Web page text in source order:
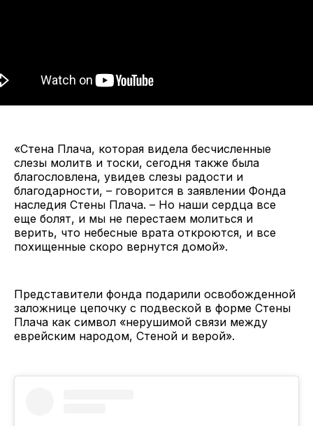
«Стена Плача, которая видела бесчисленные
слезы молитв и тоски, сегодня также была
благословлена, увидев слезы радости и
благодарности, – говорится в заявлении Фонда
наследия Стены Плача. – Но наши сердца все
еще болят, и мы не перестаем молиться и
верить, что небесные врата откроются, и все
похищенные скоро вернутся домой».
Представители фонда подарили освобожденной
заложнице цепочку с подвеской в форме Стены
Плача как символ «нерушимой связи между
еврейским народом, Стеной и верой».